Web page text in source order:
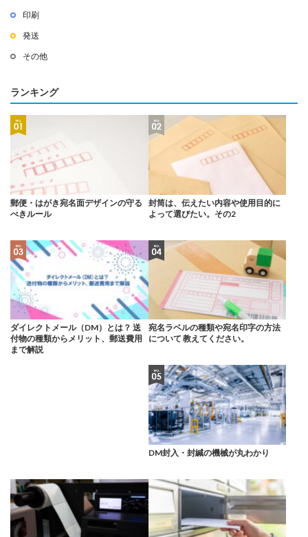
印刷
発送
その他
ランキング
郵便・はがき宛名面デザインの守る
べきルール
封筒は、伝えたい内容や使用目的に
よって選びたい。その2
ダイレクトメール（DM）とは？ 送
付物の種類からメリット、郵送費用
まで解説
宛名ラベルの種類や宛名印字の方法
について 教えてください。
DM封入・封緘の機械が丸わかり